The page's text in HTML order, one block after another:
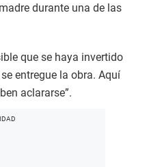
durante una de las
que se haya invertido
entregue la obra. Aquí
aclararse”.